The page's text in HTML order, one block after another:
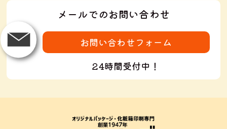
メールでのお問い合わせ
お問い合わせフォーム
24時間受付中！